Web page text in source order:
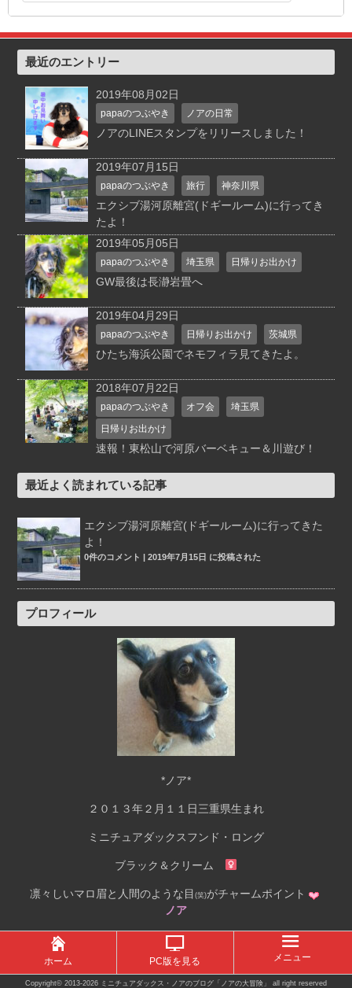
最近のエントリー
2019年08月02日
papaのつぶやき ノアの日常
ノアのLINEスタンプをリリースしました！
2019年07月15日
papaのつぶやき 旅行 神奈川県
エクシブ湯河原離宮(ドギールーム)に行ってき
たよ！
2019年05月05日
papaのつぶやき 埼玉県 日帰りお出かけ
GW最後は長瀞岩畳へ
2019年04月29日
papaのつぶやき 日帰りお出かけ 茨城県
ひたち海浜公園でネモフィラ見てきたよ。
2018年07月22日
papaのつぶやき オフ会
埼玉県
日帰りお出かけ
速報！東松山で河原バーベキュー＆川遊び！
最近よく読まれている記事
エクシブ湯河原離宮(ドギールーム)に行ってきた
よ！
0件のコメント |2019年7月15日 に投稿された
プロフィール
*ノア*
２０１３年２月１１日三重県生まれ
ミニチュアダックスフンド・ロング
ブラック＆クリーム
凛々しいマロ眉と人間のような目 (笑)がチャームポイント
ノア
ホーム PC版を見る メニュー
Copyright© 2013-2026 ミニチュアダックス・ノアのブログ「ノアの大冒険」 all right reserved